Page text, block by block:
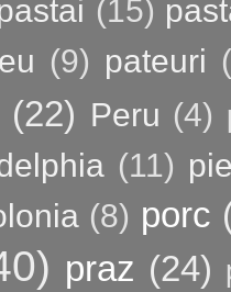
(15)
(9) pateuri
(22) Peru (4)
(11)
(8) porc
praz (24)